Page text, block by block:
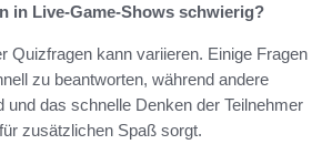
in Live-Game-Shows schwierig?
Quizfragen kann variieren. Einige Fragen
zu beantworten, während andere
und das schnelle Denken der Teilnehmer
zusätzlichen Spaß sorgt.